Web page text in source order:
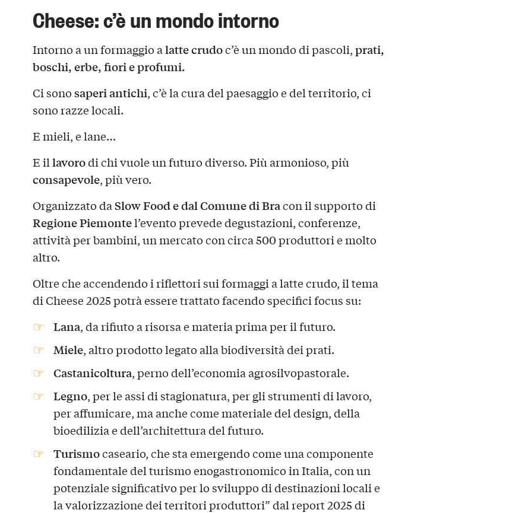
Cheese: c’è un mondo intorno
Intorno a un formaggio alatte crudoc’è un mondo di pascoli,prati,
boschi, erbe, fiori e profumi.
Ci sonosaperi antichi, c’è la cura del paesaggio e del territorio, ci
sono razze locali.
E mieli, e lane…
E illavorodi chi vuole un futuro diverso. Più armonioso, più
consapevole, più vero.
Organizzato daSlow Food e dal Comune di Bracon il supporto di
Regione Piemontel’evento prevede degustazioni, conferenze,
attività per bambini, un mercato con circa 500 produttori e molto
altro.
Oltre che accendendo i riflettori sui formaggi a latte crudo, il tema
di Cheese 2025 potrà essere trattato facendo specifici focus su:
Lana, da rifiuto a risorsa e materia prima per il futuro.
Miele, altro prodotto legato alla biodiversità dei prati.
Castanicoltura, perno dell’economia agrosilvopastorale.
Legno, per le assi di stagionatura, per gli strumenti di lavoro,
per affumicare, ma anche come materiale del design, della
bioedilizia e dell’architettura del futuro.
Turismocaseario, che sta emergendo come una componente
fondamentale del turismo enogastronomico in Italia, con un
potenziale significativo per lo sviluppo di destinazioni locali e
la valorizzazione dei territori produttori” dal report 2025 di